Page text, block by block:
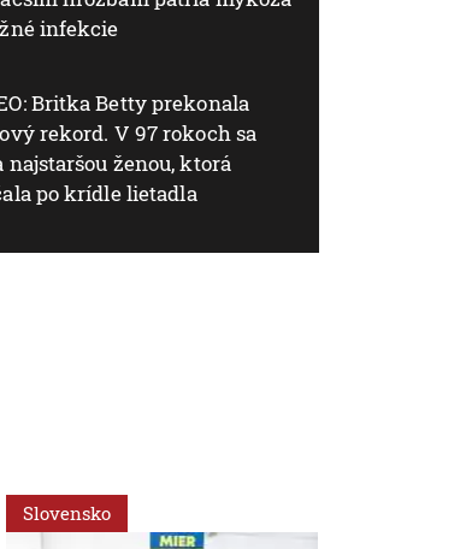
infekcie
Britka Betty prekonala
rekord. V 97 rokoch sa
najstaršou ženou, ktorá
po krídle lietadla
Slovensko